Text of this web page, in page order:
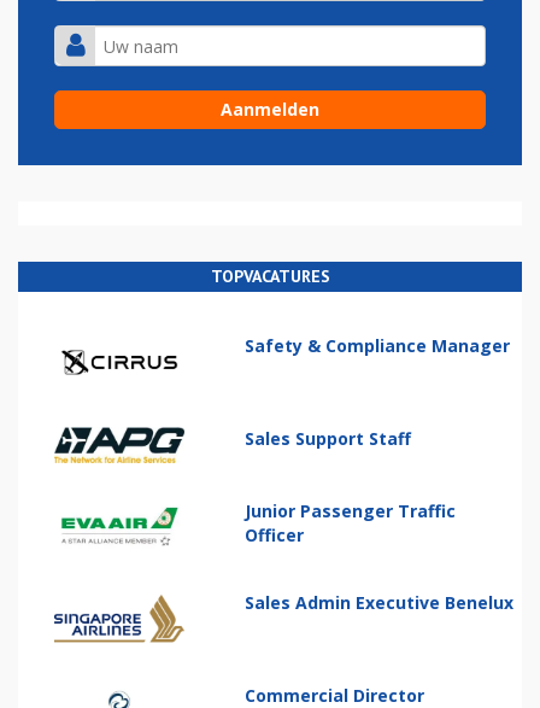
TOPVACATURES
Safety & Compliance Manager
Sales Support Staff
Junior Passenger Traffic
Officer
Sales Admin Executive Benelux
Commercial Director